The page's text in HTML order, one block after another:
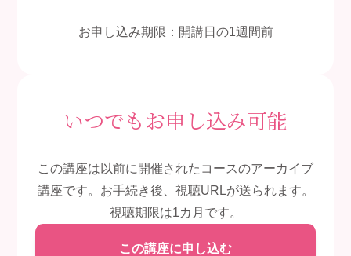
お申し込み期限：開講日の1週間前
いつでもお申し込み可能
この講座は以前に開催されたコースのアーカイブ
講座です。お手続き後、視聴URLが送られます。
視聴期限は1カ月です。
この講座に申し込む